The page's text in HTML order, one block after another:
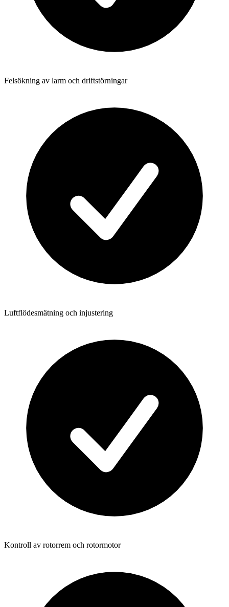
Felsökning av larm och driftstörningar
Luftflödesmätning och injustering
Kontroll av rotorrem och rotormotor